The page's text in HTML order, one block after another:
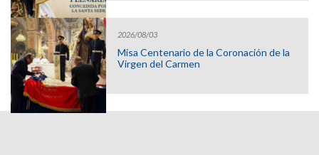
2026/08/03
Misa Centenario de la Coronación de la
Virgen del Carmen